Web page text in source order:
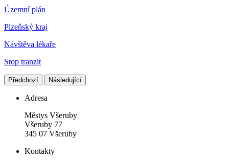
Územní plán
Plzeňský kraj
Návštěva lékaře
Stop tranzit
Předchozí Následující
Adresa
Městys Všeruby
Všeruby 77
345 07 Všeruby
Kontakty